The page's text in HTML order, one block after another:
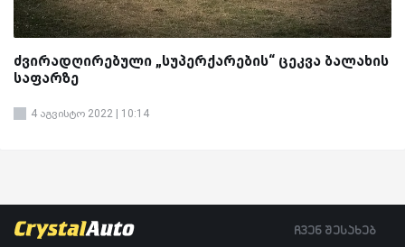
ძვირადღირებული „სუპერქარების“ ცეკვა ბალახის
საფარზე
4 აგვისტო 2022 | 10:14
ჩვენ შესახებ